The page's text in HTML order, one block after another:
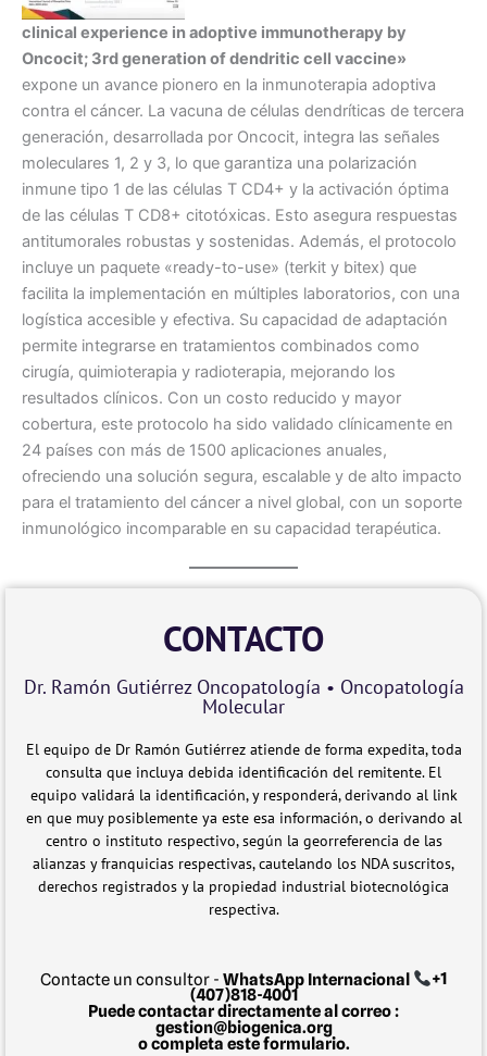
clinical experience in adoptive immunotherapy by
Oncocit; 3rd generation of dendritic cell vaccine»
expone un avance pionero en la inmunoterapia adoptiva
contra el cáncer. La vacuna de células dendríticas de tercera
generación, desarrollada por Oncocit, integra las señales
moleculares 1, 2 y 3, lo que garantiza una polarización
inmune tipo 1 de las células T CD4+ y la activación óptima
de las células T CD8+ citotóxicas. Esto asegura respuestas
antitumorales robustas y sostenidas. Además, el protocolo
incluye un paquete «ready-to-use» (terkit y bitex) que
facilita la implementación en múltiples laboratorios, con una
logística accesible y efectiva. Su capacidad de adaptación
permite integrarse en tratamientos combinados como
cirugía, quimioterapia y radioterapia, mejorando los
resultados clínicos. Con un costo reducido y mayor
cobertura, este protocolo ha sido validado clínicamente en
24 países con más de 1500 aplicaciones anuales,
ofreciendo una solución segura, escalable y de alto impacto
para el tratamiento del cáncer a nivel global, con un soporte
inmunológico incomparable en su capacidad terapéutica.
CONTACTO
Dr. Ramón Gutiérrez Oncopatología • Oncopatología
Molecular
El equipo de Dr Ramón Gutiérrez atiende de forma expedita, toda
consulta que incluya debida identificación del remitente. El
equipo validará la identificación, y responderá, derivando al link
en que muy posiblemente ya este esa información, o derivando al
centro o instituto respectivo, según la georreferencia de las
alianzas y franquicias respectivas, cautelando los NDA suscritos,
derechos registrados y la propiedad industrial biotecnológica
respectiva.
Contacte un consultor - WhatsApp Internacional
+1
(407)818-4001
Puede contactar directamente al correo :
gestion@biogenica.org
o completa este formulario.